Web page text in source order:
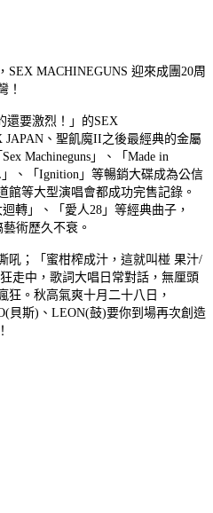
SEX MACHINEGUNS 迎來成團20周
！
還要激烈！」的SEX
JAPAN、聖飢魔II之後最經典的金屬
Sex Machineguns」、「Made in
、「Ignition」等暢銷大碟成為公信
館等大型演唱會都成功完售記錄。
轉」、「愛人28」等經典曲子，
術歷久不衰。
吼 ；
「蜜柑榨成汁，這就叫椪 果汁/
走中，歌詞大唱日常對話，無厘頭
狂。秋高氣爽十月二十八日，
貝斯)、LEON(鼓)要你到場再次創造